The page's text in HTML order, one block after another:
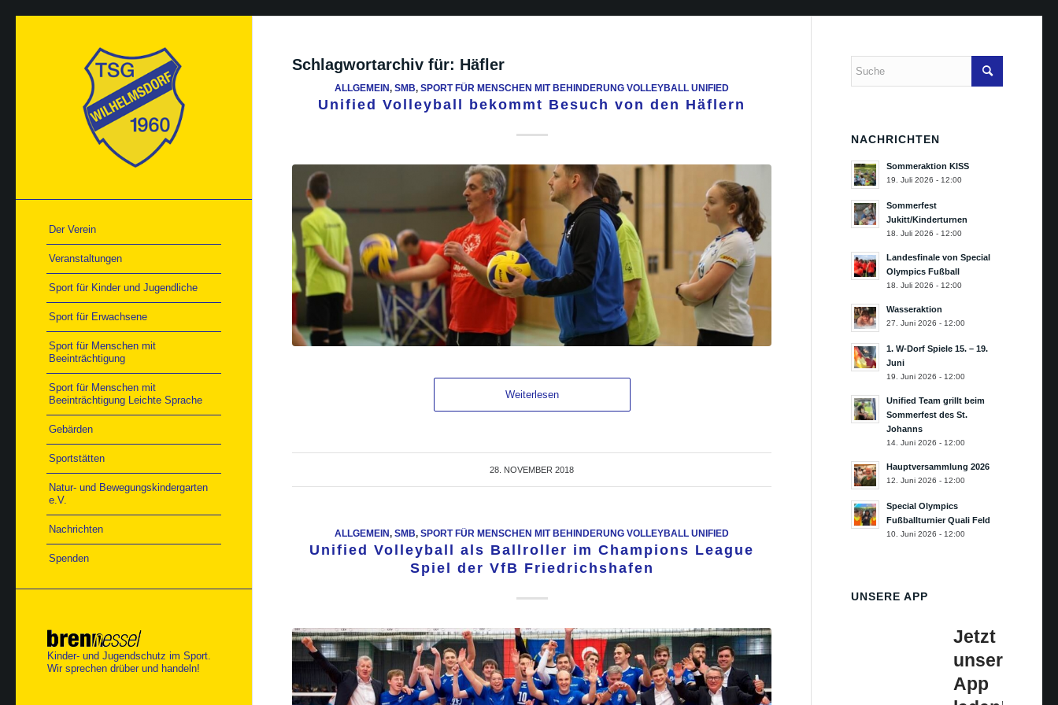
Der Verein
Veranstaltungen
Sport für Kinder und Jugendliche
Sport für Erwachsene
Sport für Menschen mit
Beeinträchtigung
Sport für Menschen mit
Beeinträchtigung Leichte Sprache
Gebärden
Sportstätten
Natur- und Bewegungskindergarten
e.V.
Nachrichten
Spenden
Kinder- und Jugendschutz im Sport.
Wir sprechen drüber und handeln!
Schlagwortarchiv für: Häfler
ALLGEMEIN,SMB,SPORT FÜR MENSCHEN MIT BEHINDERUNG VOLLEYBALL UNIFIED
Unified Volleyball bekommt Besuch von den Häflern
Weiterlesen
28. NOVEMBER 2018
ALLGEMEIN,SMB,SPORT FÜR MENSCHEN MIT BEHINDERUNG VOLLEYBALL UNIFIED
Unified Volleyball als Ballroller im Champions League
Spiel der VfB Friedrichshafen
NACHRICHTEN
Sommeraktion KISS
19. Juli 2026 - 12:00
Sommerfest
Jukitt/Kinderturnen
18. Juli 2026 - 12:00
Landesfinale von Special
Olympics Fußball
18. Juli 2026 - 12:00
Wasseraktion
27. Juni 2026 - 12:00
1. W-Dorf Spiele 15. – 19.
Juni
19. Juni 2026 - 12:00
Unified Team grillt beim
Sommerfest des St.
Johanns
14. Juni 2026 - 12:00
Hauptversammlung 2026
12. Juni 2026 - 12:00
Special Olympics
Fußballturnier Quali Feld
10. Juni 2026 - 12:00
UNSERE APP
Jetzt
unsere
App